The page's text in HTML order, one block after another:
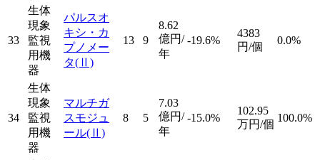
33
生体
現象
監視
用機
器
パルスオ
キシ・カ
プノメー
タ(Ⅱ)
13 9
8.62
億円/
年
-19.6%
4383
円/個
0.0%
34
生体
現象
監視
用機
器
マルチガ
スモジュ
ール(Ⅱ)
8 5
7.03
億円/
年
-15.0%
102.95
万円/個
100.0%